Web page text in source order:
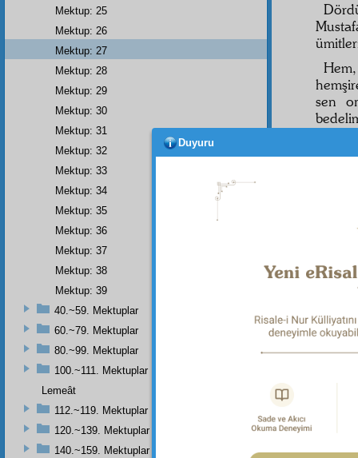
sen
Mektup: 25
Mektup: 26
Mektup: 27
Mektup: 28
Mektup: 29
Mektup: 30
Mektup: 31
Mektup: 32
Mektup: 33
Mektup: 34
Mektup: 35
Mektup: 36
Mektup: 37
Mektup: 38
Mektup: 39
40.~59. Mektuplar
60.~79. Mektuplar
80.~99. Mektuplar
100.~111. Mektuplar
Lemeât
112.~119. Mektuplar
120.~139. Mektuplar
140.~159. Mektuplar
Duyuru